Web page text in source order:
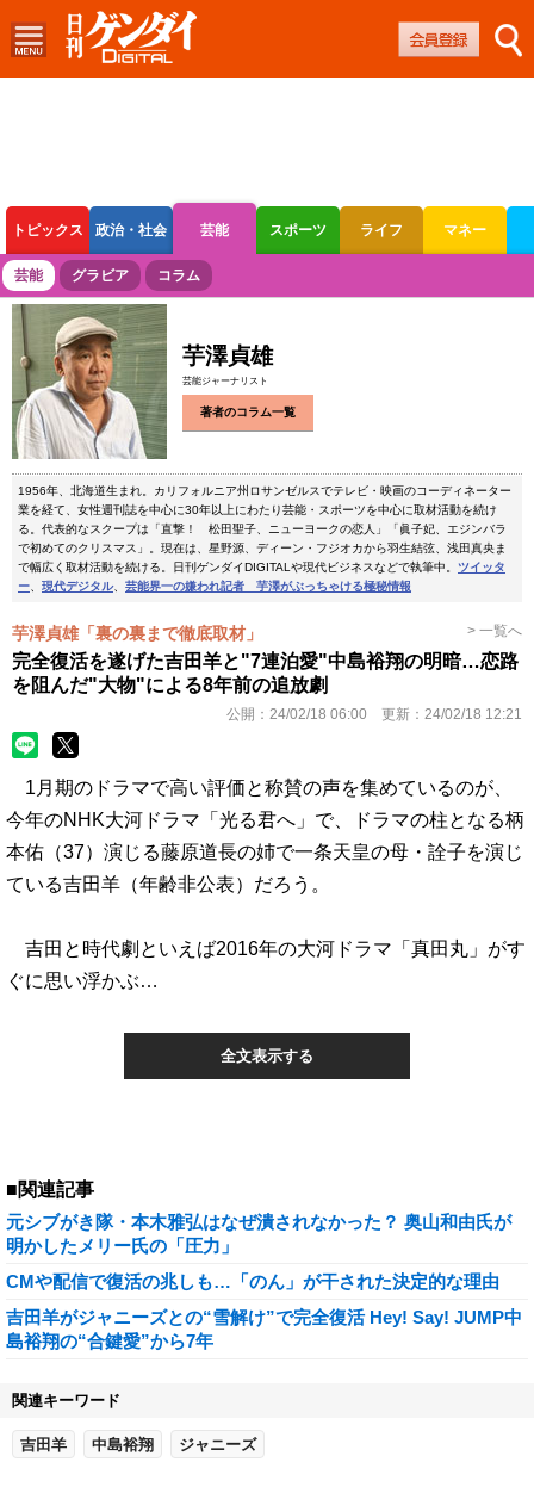
トピックス 政治・社会 芸能 スポーツ ライフ マネー
ボートレース 競輪 オートレース
芸能 グラビア コラム
芋澤貞雄
芸能ジャーナリスト
著者のコラム一覧
1956年、北海道生まれ。カリフォルニア州ロサンゼルスでテレビ・映画のコーディネーター
業を経て、女性週刊誌を中心に30年以上にわたり芸能・スポーツを中心に取材活動を続け
る。代表的なスクープは「直撃！ 松田聖子、ニューヨークの恋人」「眞子妃、エジンバラ
で初めてのクリスマス」。現在は、星野源、ディーン・フジオカから羽生結弦、浅田真央ま
で幅広く取材活動を続ける。日刊ゲンダイDIGITALや現代ビジネスなどで執筆中。 ツイッタ
ー
現代デジタル、 芸能界一の嫌われ記者 芋澤がぶっちゃける極秘情報
芋澤貞雄「裏の裏まで徹底取材」 > 一覧へ
完全復活を遂げた吉田羊と"7連泊愛"中島裕翔の明暗…恋路
を阻んだ"大物"による8年前の追放劇
公開： 24/02/18 06:00 更新： 24/02/18 12:21
1月期のドラマで高い評価と称賛の声を集めているのが、
今年のNHK大河ドラマ「光る君へ」で、ドラマの柱となる柄
本佑（37）演じる藤原道長の姉で一条天皇の母・詮子を演じ
ている吉田羊（年齢非公表）だろう。
吉田と時代劇といえば2016年の大河ドラマ「真田丸」がす
ぐに思い浮かぶ…
全文表示する
■関連記事
元シブがき隊・本木雅弘はなぜ潰されなかった？ 奥山和由氏が
明かしたメリー氏の「圧力」
CMや配信で復活の兆しも…「のん」が干された決定的な理由
吉田羊がジャニーズとの“雪解け”で完全復活 Hey! Say! JUMP中
島裕翔の“合鍵愛”から7年
関連キーワード
吉田羊 中島裕翔 ジャニーズ